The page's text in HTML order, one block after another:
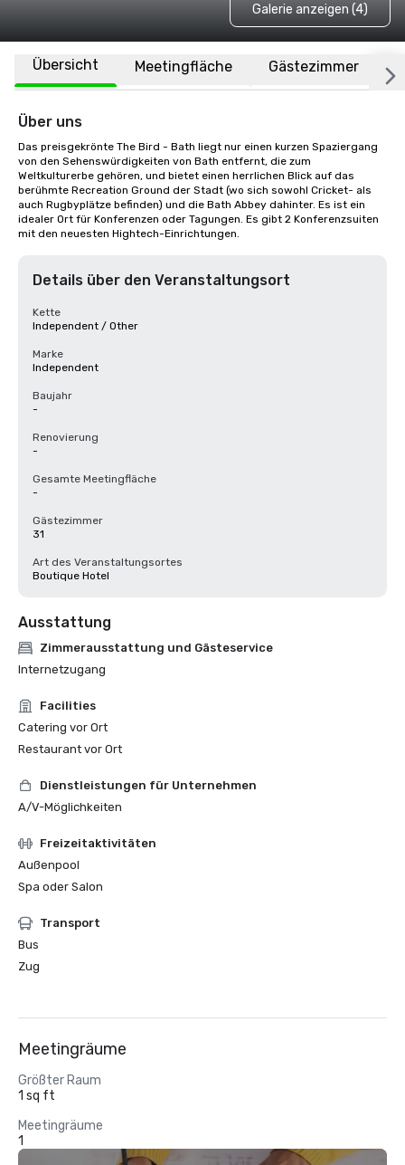
Galerie anzeigen (4)
Übersicht Meetingfläche Gästezimmer
Über uns
Das preisgekrönte The Bird - Bath liegt nur einen kurzen Spaziergang
von den Sehenswürdigkeiten von Bath entfernt, die zum
Weltkulturerbe gehören, und bietet einen herrlichen Blick auf das
berühmte Recreation Ground der Stadt (wo sich sowohl Cricket- als
auch Rugbyplätze befinden) und die Bath Abbey dahinter. Es ist ein
idealer Ort für Konferenzen oder Tagungen. Es gibt 2 Konferenzsuiten
mit den neuesten Hightech-Einrichtungen.
Details über den Veranstaltungsort
Kette
Independent / Other
Marke
Independent
Baujahr
-
Renovierung
-
Gesamte Meetingfläche
-
Gästezimmer
31
Art des Veranstaltungsortes
Boutique Hotel
Ausstattung
Zimmerausstattung und Gästeservice
Internetzugang
Facilities
Catering vor Ort
Restaurant vor Ort
Dienstleistungen für Unternehmen
A/V-Möglichkeiten
Freizeitaktivitäten
Außenpool
Spa oder Salon
Transport
Bus
Zug
Meetingräume
Größter Raum
1 sq ft
Meetingräume
1